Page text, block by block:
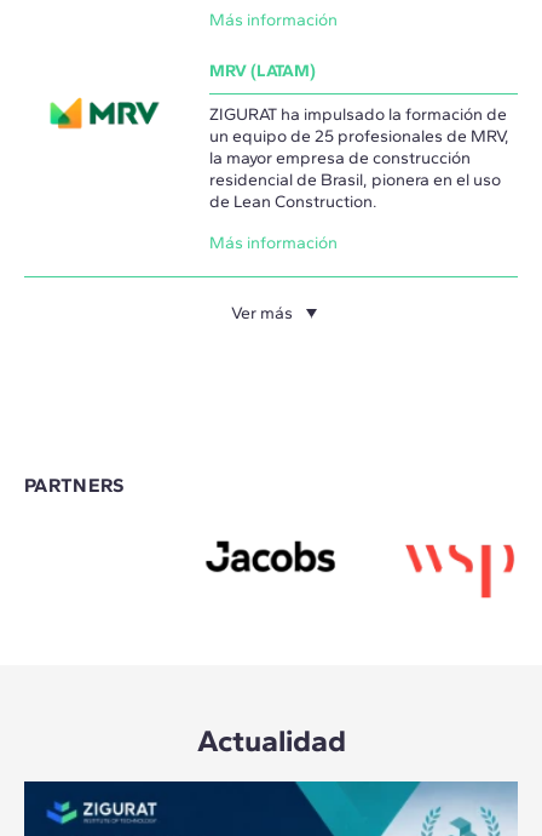
Más información
MRV (LATAM)
ZIGURAT ha impulsado la formación de
un equipo de 25 profesionales de MRV,
la mayor empresa de construcción
residencial de Brasil, pionera en el uso
de Lean Construction.
Más información
Ver más
PARTNERS
Actualidad